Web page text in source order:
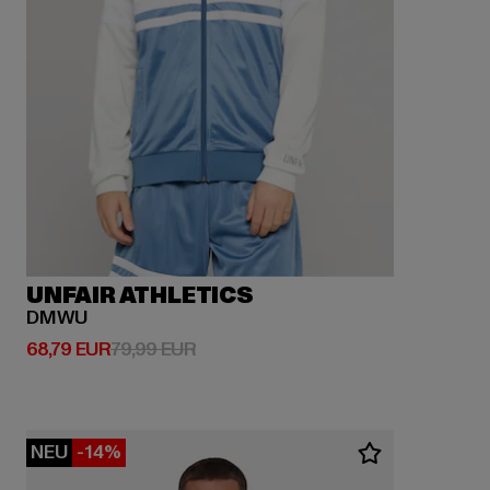
UNFAIR ATHLETICS
DMWU
68,79 EUR
Derzeitiger Preis: 68,79 EUR
79,99 EURAktionspreis: 79,99 EUR
NEU -14%